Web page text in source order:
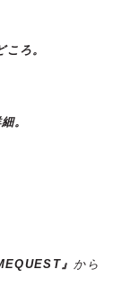
ろ。
。
』 から